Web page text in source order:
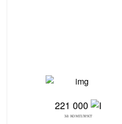
221 000
за комплект